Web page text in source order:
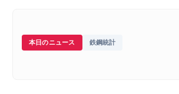
本日のニュース 鉄鋼統計